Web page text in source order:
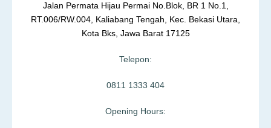
Jalan Permata Hijau Permai No.Blok, BR 1 No.1,
RT.006/RW.004, Kaliabang Tengah, Kec. Bekasi Utara,
Kota Bks, Jawa Barat 17125
Telepon:
0811 1333 404
Opening Hours: